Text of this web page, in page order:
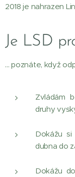
2018 je nahrazen
Je LSD
… poznáte, když
Zvládám
druhy
Dokážu
dubna do
Dokážu